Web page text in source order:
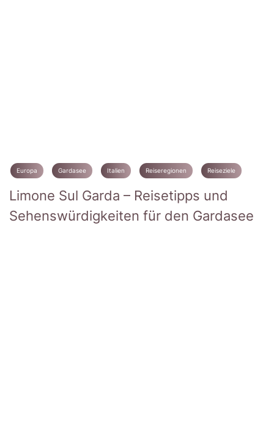
Europa Gardasee Italien Reiseregionen Reiseziele
Limone Sul Garda – Reisetipps und
Sehenswürdigkeiten für den Gardasee